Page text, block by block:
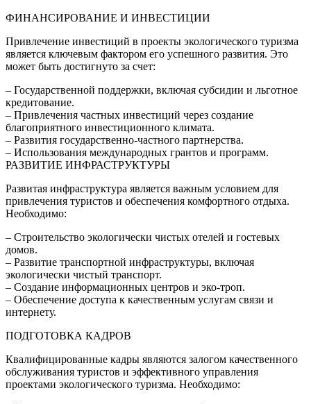
ФИНАНСИРОВАНИЕ И ИНВЕСТИЦИИ
Привлечение инвестиций в проекты экологического туризма
является ключевым фактором его успешного развития. Это
может быть достигнуто за счет:
– Государственной поддержки, включая субсидии и льготное
кредитование.
– Привлечения частных инвестиций через создание
благоприятного инвестиционного климата.
– Развития государственно-частного партнерства.
– Использования международных грантов и программ.
РАЗВИТИЕ ИНФРАСТРУКТУРЫ
Развитая инфраструктура является важным условием для
привлечения туристов и обеспечения комфортного отдыха.
Необходимо:
– Строительство экологически чистых отелей и гостевых
домов.
– Развитие транспортной инфраструктуры, включая
экологически чистый транспорт.
– Создание информационных центров и эко-троп.
– Обеспечение доступа к качественным услугам связи и
интернету.
ПОДГОТОВКА КАДРОВ
Квалифицированные кадры являются залогом качественного
обслуживания туристов и эффективного управления
проектами экологического туризма. Необходимо: